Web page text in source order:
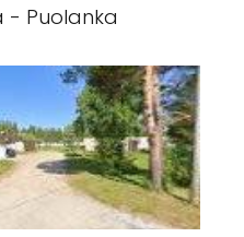
- Puolanka